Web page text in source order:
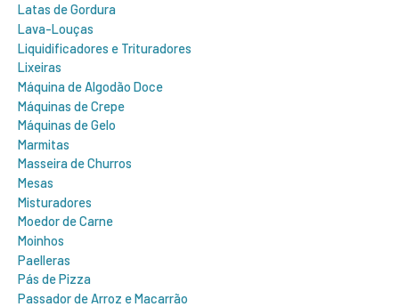
Latas de Gordura
Lava-Louças
Liquidificadores e Trituradores
Lixeiras
Máquina de Algodão Doce
Máquinas de Crepe
Máquinas de Gelo
Marmitas
Masseira de Churros
Mesas
Misturadores
Moedor de Carne
Moinhos
Paelleras
Pás de Pizza
Passador de Arroz e Macarrão